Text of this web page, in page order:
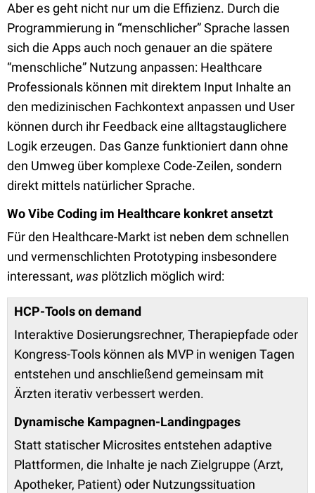
Aber es geht nicht nur um die Effizienz. Durch die
Programmierung in “menschlicher” Sprache lassen
sich die Apps auch noch genauer an die spätere
“menschliche” Nutzung anpassen: Healthcare
Professionals können mit direktem Input Inhalte an
den medizinischen Fachkontext anpassen und User
können durch ihr Feedback eine alltagstauglichere
Logik erzeugen. Das Ganze funktioniert dann ohne
den Umweg über komplexe Code-Zeilen, sondern
direkt mittels natürlicher Sprache.
Wo Vibe Coding im Healthcare konkret ansetzt
Für den Healthcare-Markt ist neben dem schnellen
und vermenschlichten Prototyping insbesondere
interessant, was plötzlich möglich wird:
HCP-Tools on demand
Interaktive Dosierungsrechner, Therapiepfade oder
Kongress-Tools können als MVP in wenigen Tagen
entstehen und anschließend gemeinsam mit
Ärzten iterativ verbessert werden.
Dynamische Kampagnen-Landingpages
Statt statischer Microsites entstehen adaptive
Plattformen, die Inhalte je nach Zielgruppe (Arzt,
Apotheker, Patient) oder Nutzungssituation